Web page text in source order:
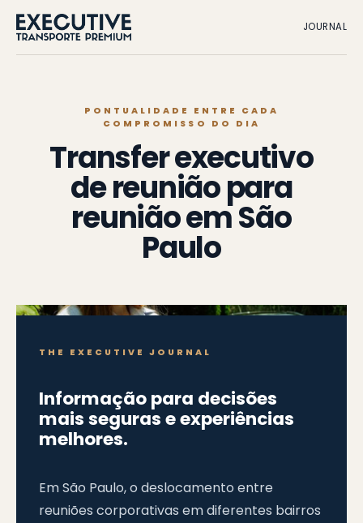
JOURNAL
PONTUALIDADE ENTRE CADA
COMPROMISSO DO DIA
Transfer executivo
de reunião para
reunião em São
Paulo
THE EXECUTIVE JOURNAL
Informação para decisões
mais seguras e experiências
melhores.
Em São Paulo, o deslocamento entre
reuniões corporativas em diferentes bairros